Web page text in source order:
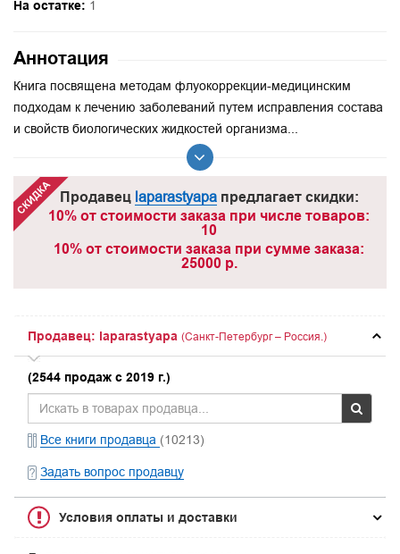
На остатке: 1
Аннотация
Книга посвящена методам флуокоррекции-медицинским
подходам к лечению заболеваний путем исправления состава
и свойств биологических жидкостей организма...
Продавец laparastyapaпредлагает скидки:
10% от стоимости заказа при числе товаров:
10
10% от стоимости заказа при сумме заказа:
25000 р.
Продавец: laparastyapa (Санкт-Петербург – Россия.)
(2544 продаж с 2019 г.)
Все книги продавца (10213)
Задать вопрос продавцу
Условия оплаты и доставки